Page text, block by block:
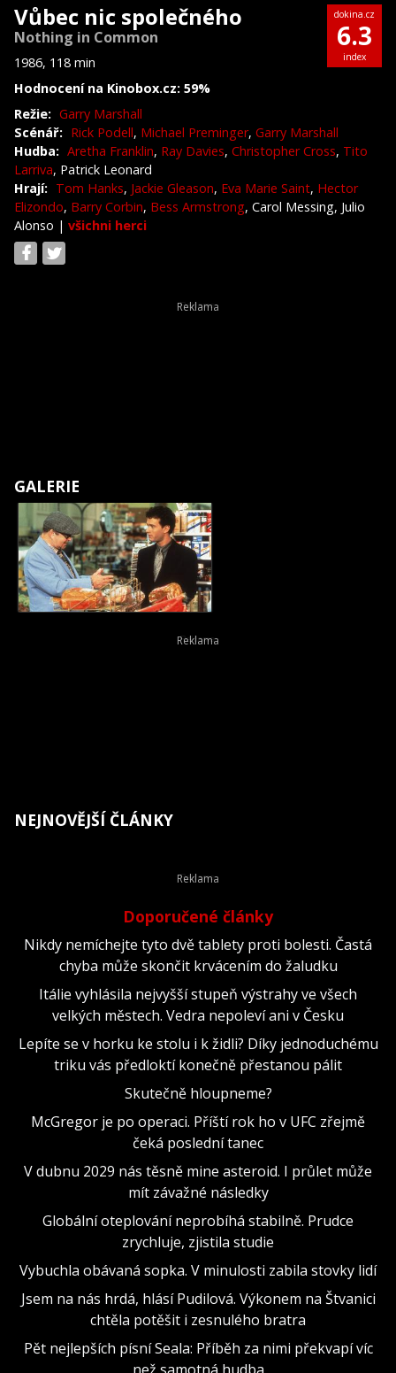
Vůbec nic společného
Nothing in Common
1986, 118 min
Hodnocení na Kinobox.cz: 59%
dokina.cz
6.3
index
Režie: Garry Marshall
Scénář: Rick Podell, Michael Preminger, Garry Marshall
Hudba: Aretha Franklin, Ray Davies, Christopher Cross, Tito
Larriva, Patrick Leonard
Hrají: Tom Hanks, Jackie Gleason, Eva Marie Saint, Hector
Elizondo, Barry Corbin, Bess Armstrong, Carol Messing, Julio
Alonso | všichni herci
GALERIE
NEJNOVĚJŠÍ ČLÁNKY
Doporučené články
Nikdy nemíchejte tyto dvě tablety proti bolesti. Častá
chyba může skončit krvácením do žaludku
Itálie vyhlásila nejvyšší stupeň výstrahy ve všech
velkých městech. Vedra nepoleví ani v Česku
Lepíte se v horku ke stolu i k židli? Díky jednoduchému
triku vás předloktí konečně přestanou pálit
Skutečně hloupneme?
McGregor je po operaci. Příští rok ho v UFC zřejmě
čeká poslední tanec
V dubnu 2029 nás těsně mine asteroid. I průlet může
mít závažné následky
Globální oteplování neprobíhá stabilně. Prudce
zrychluje, zjistila studie
Vybuchla obávaná sopka. V minulosti zabila stovky lidí
Jsem na nás hrdá, hlásí Pudilová. Výkonem na Štvanici
chtěla potěšit i zesnulého bratra
Pět nejlepších písní Seala: Příběh za nimi překvapí víc